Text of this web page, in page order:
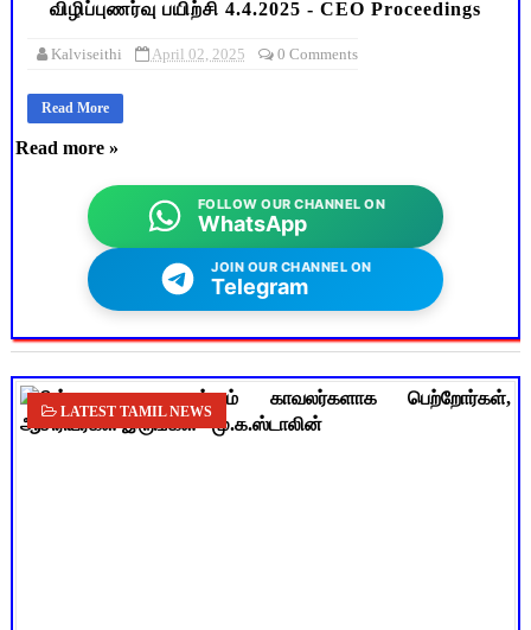
விழிப்புணர்வு பயிற்சி 4.4.2025 - CEO Proceedings
Kalviseithi April 02, 2025 0 Comments
Read More
Read more »
FOLLOW OUR CHANNEL ON
WhatsApp
JOIN OUR CHANNEL ON
Telegram
LATEST TAMIL NEWS